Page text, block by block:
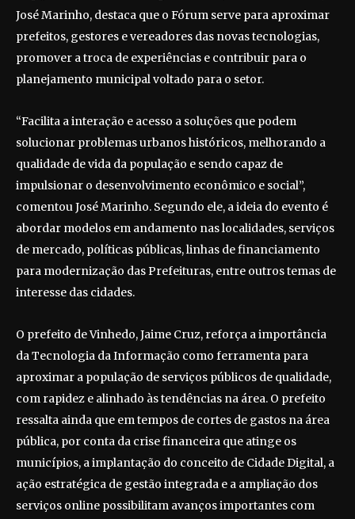
José Marinho, destaca que o Fórum serve para aproximar
prefeitos, gestores e vereadores das novas tecnologias,
promover a troca de experiências e contribuir para o
planejamento municipal voltado para o setor.
“Facilita a interação e acesso a soluções que podem
solucionar problemas urbanos históricos, melhorando a
qualidade de vida da população e sendo capaz de
impulsionar o desenvolvimento econômico e social”,
comentou José Marinho. Segundo ele, a ideia do evento é
abordar modelos em andamento nas localidades, serviços
de mercado, políticas públicas, linhas de financiamento
para modernização das Prefeituras, entre outros temas de
interesse das cidades.
O prefeito de Vinhedo, Jaime Cruz, reforça a importância
da Tecnologia da Informação como ferramenta para
aproximar a população de serviços públicos de qualidade,
com rapidez e alinhado às tendências na área. O prefeito
ressalta ainda que em tempos de cortes de gastos na área
pública, por conta da crise financeira que atinge os
municípios, a implantação do conceito de Cidade Digital, a
ação estratégica de gestão integrada e a ampliação dos
serviços online possibilitam avanços importantes com